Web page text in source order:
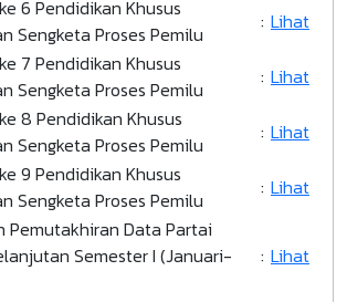
6 Pendidikan Khusus
Sengketa Proses Pemilu
: Lihat
7 Pendidikan Khusus
Sengketa Proses Pemilu
: Lihat
8 Pendidikan Khusus
Sengketa Proses Pemilu
: Lihat
9 Pendidikan Khusus
Sengketa Proses Pemilu
: Lihat
Pemutakhiran Data Partai
Semester I (Januari-
: Lihat